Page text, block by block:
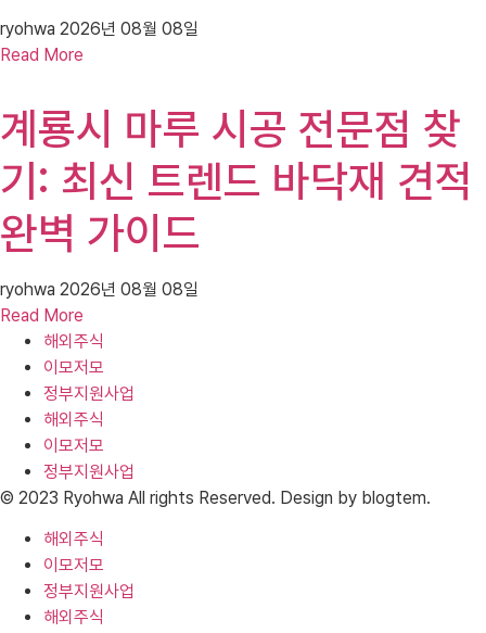
ryohwa 2026년 08월 08일
Read More
계룡시 마루 시공 전문점 찾
기: 최신 트렌드 바닥재 견적
완벽 가이드
ryohwa 2026년 08월 08일
Read More
해외주식
이모저모
정부지원사업
해외주식
이모저모
정부지원사업
© 2023 Ryohwa All rights Reserved. Design by blogtem.
해외주식
이모저모
정부지원사업
해외주식